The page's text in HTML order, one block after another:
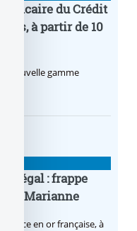
bancaire du Crédit
à partir de 10
nouvelle gamme
légal : frappe
Marianne
pièce en or française, à